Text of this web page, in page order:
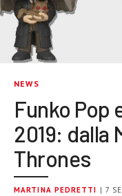
NEWS
Funko Pop
2019: dalla
Thrones
MARTINA PEDRETTI | 7